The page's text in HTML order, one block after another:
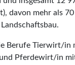
davon mehr als
Berufe Tierwirt/in
Pferdewirt/in